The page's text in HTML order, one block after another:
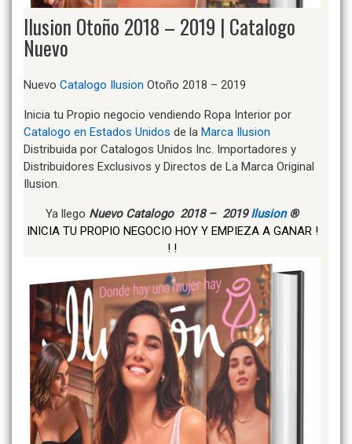
Ilusion Otoño 2018 – 2019 | Catalogo
Nuevo
Nuevo Catalogo Ilusion Otoño 2018 – 2019
Inicia tu Propio negocio vendiendo Ropa Interior por
Catalogo en Estados Unidos de la Marca Ilusion
Distribuida por Catalogos Unidos Inc. Importadores y
Distribuidores Exclusivos y Directos de La Marca Original
Ilusion.
Ya llego Nuevo Catalogo 2018 – 2019Ilusion®
INICIA TU PROPIO NEGOCIO HOY Y EMPIEZA A GANAR !
! !